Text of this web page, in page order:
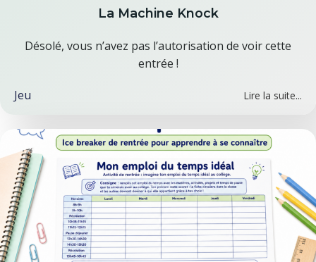
La Machine Knock
Désolé, vous n’avez pas l’autorisation de voir cette
entrée !
Jeu Lire la suite...